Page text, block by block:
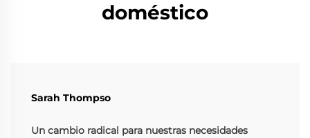
doméstico
Sarah Thompso
Un cambio radical para nuestras necesidades